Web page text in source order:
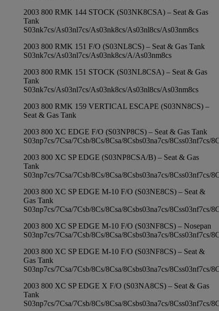
2003 800 RMK 144 STOCK (S03NK8CSA) – Seat & Gas
Tank
S03nk7cs/As03nl7cs/As03nk8cs/As03nl8cs/As03nm8cs
2003 800 RMK 151 F/O (S03NL8CS) – Seat & Gas Tank
S03nk7cs/As03nl7cs/As03nk8cs/A/As03nm8cs
2003 800 RMK 151 STOCK (S03NL8CSA) – Seat & Gas
Tank
S03nk7cs/As03nl7cs/As03nk8cs/As03nl8cs/As03nm8cs
2003 800 RMK 159 VERTICAL ESCAPE (S03NN8CS) –
Seat & Gas Tank
2003 800 XC EDGE F/O (S03NP8CS) – Seat & Gas Tank
S03np7cs/7Csa/7Csb/8Cs/8Csa/8Csbs03na7cs/8Css03nf7cs/
2003 800 XC SP EDGE (S03NP8CSA/B) – Seat & Gas
Tank
S03np7cs/7Csa/7Csb/8Cs/8Csa/8Csbs03na7cs/8Css03nf7cs/
2003 800 XC SP EDGE M-10 F/O (S03NE8CS) – Seat &
Gas Tank
S03np7cs/7Csa/7Csb/8Cs/8Csa/8Csbs03na7cs/8Css03nf7cs/
2003 800 XC SP EDGE M-10 F/O (S03NF8CS) – Nosepan
S03np7cs/7Csa/7Csb/8Cs/8Csa/8Csbs03na7cs/8Css03nf7cs/
2003 800 XC SP EDGE M-10 F/O (S03NF8CS) – Seat &
Gas Tank
S03np7cs/7Csa/7Csb/8Cs/8Csa/8Csbs03na7cs/8Css03nf7cs/
2003 800 XC SP EDGE X F/O (S03NA8CS) – Seat & Gas
Tank
S03np7cs/7Csa/7Csb/8Cs/8Csa/8Csbs03na7cs/8Css03nf7cs/